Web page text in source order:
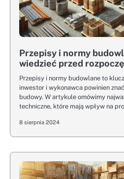
Przepisy i normy
wiedzieć przed
Przepisy i normy budowlane to
inwestor i wykonawca powinien
budowy. W artykule omówimy
techniczne, które mają wpływ na
8 sierpnia 2024